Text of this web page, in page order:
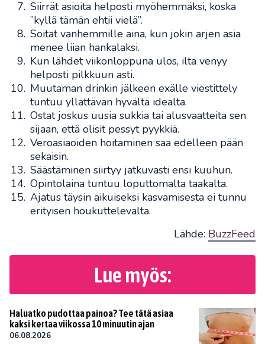
Siirrät asioita helposti myöhemmäksi, koska
”kyllä tämän ehtii vielä”.
Soitat vanhemmille aina, kun jokin arjen asia
menee liian hankalaksi.
Kun lähdet viikonloppuna ulos, ilta venyy
helposti pilkkuun asti.
Muutaman drinkin jälkeen exälle viestittely
tuntuu yllättävän hyvältä idealta.
Ostat joskus uusia sukkia tai alusvaatteita sen
sijaan, että olisit pessyt pyykkiä.
Veroasiaoiden hoitaminen saa edelleen pään
sekaisin.
Säästäminen siirtyy jatkuvasti ensi kuuhun.
Opintolaina tuntuu loputtomalta taakalta.
Ajatus täysin aikuiseksi kasvamisesta ei tunnu
erityisen houkuttelevalta.
Lähde: BuzzFeed
Lue myös:
Haluatko pudottaa painoa? Tee tätä asiaa
kaksi kertaa viikossa 10 minuutin ajan
06.08.2026